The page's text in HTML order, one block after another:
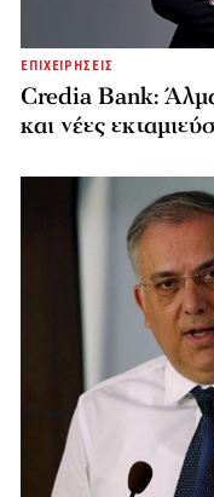
ΕΠΙΧΕΙΡΗΣΕΙΣ
Credia Bank:
και νέες